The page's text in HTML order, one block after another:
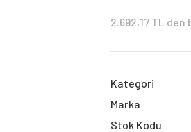
2.692,17 TL
Kategori
Marka
Stok Kodu